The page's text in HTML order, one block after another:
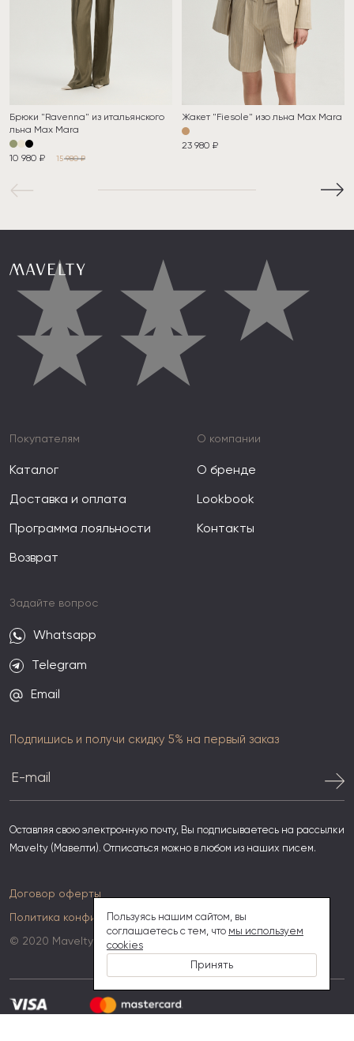
Брюки "Ravenna" из итальянского
льна Max Mara
10 980 ₽ 15 980 ₽
Жакет "Fiesole" изо льна Max Mara
23 980 ₽
★★★
★★
Подпишись и получи скидку 5% на первый заказ
Оставляя свою электронную почту, Вы подписываетесь на рассылки
Mavelty (Мавелти). Отписаться можно в любом из наших писем.
Покупателям
Каталог
Доставка и оплата
Программа лояльности
Возврат
О компании
О бренде
Lookbook
Контакты
Задайте вопрос
Whatsapp
Telegram
Email
Договор оферты
Политика конфиденциальности
© 2020 Mavelty
Пользуясь нашим сайтом, вы
соглашаетесь с тем, что мы используем
cookies
Принять